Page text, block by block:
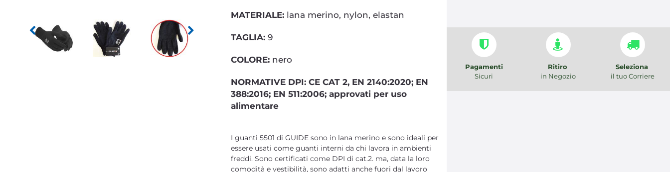
MATERIALE: lana merino, nylon, elastan
TAGLIA: 9
COLORE: nero
NORMATIVE DPI: CE CAT 2, EN 2140:2020; EN
388:2016; EN 511:2006; approvati per uso
alimentare
I guanti 5501 di GUIDE sono in lana merino e sono ideali per
essere usati come guanti interni da chi lavora in ambienti
freddi. Sono certificati come DPI di cat.2. ma, data la loro
comodità e vestibilità, sono adatti anche fuori dal lavoro
Pagamenti
Sicuri
Ritiro
in Negozio
Seleziona
il tuo Corriere